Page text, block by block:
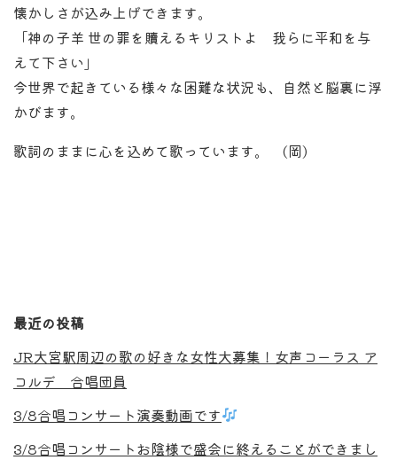
懐かしさが込み上げできます。
「神の子羊 世の罪を贖えるキリストよ 我らに平和を与
えて下さい」
今世界で起きている様々な困難な状況も、自然と脳裏に浮
かびます。
歌詞のままに心を込めて歌っています。 (岡)
最近の投稿
JR大宮駅周辺の歌の好きな女性大募集！女声コーラス ア
コルデ 合唱団員
3/8合唱コンサート演奏動画です
3/8合唱コンサートお陰様で盛会に終えることができまし